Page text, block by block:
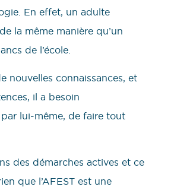
En effet, un adulte
la même manière qu’un
de l’école.
nouvelles connaissances, et
il a besoin
par lui-même, de faire tout
des démarches actives et ce
que l’AFEST est une